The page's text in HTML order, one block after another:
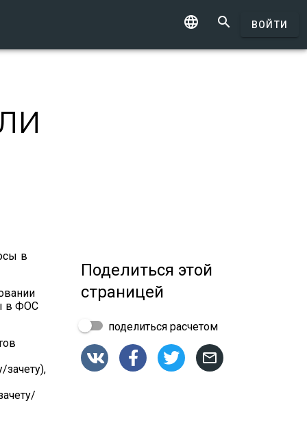
  ВОЙТИ
в
в ФОС
Поделиться этой
страницей
поделиться расчетом
   